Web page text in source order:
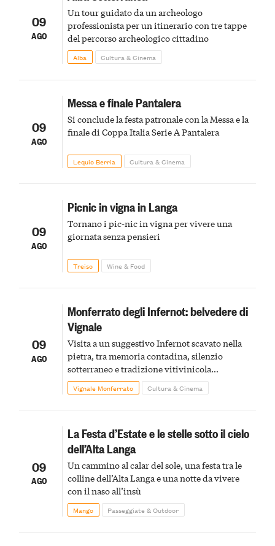
09
AGO
Un tour guidato da un archeologo
professionista per un itinerario con tre tappe
del percorso archeologico cittadino
Alba Cultura & Cinema
09
AGO
Messa e finale Pantalera
Si conclude la festa patronale con la Messa e la
finale di Coppa Italia Serie A Pantalera
Lequio Berria Cultura & Cinema
09
AGO
Picnic in vigna in Langa
Tornano i pic-nic in vigna per vivere una
giornata senza pensieri
Treiso Wine & Food
09
AGO
Monferrato degli Infernot: belvedere di
Vignale
Visita a un suggestivo Infernot scavato nella
pietra, tra memoria contadina, silenzio
sotterraneo e tradizione vitivinicola
monferrina
Vignale Monferrato Cultura & Cinema
09
AGO
La Festa d’Estate e le stelle sotto il cielo
dell’Alta Langa
Un cammino al calar del sole, una festa tra le
colline dell’Alta Langa e una notte da vivere
con il naso all’insù
Mango Passeggiate & Outdoor